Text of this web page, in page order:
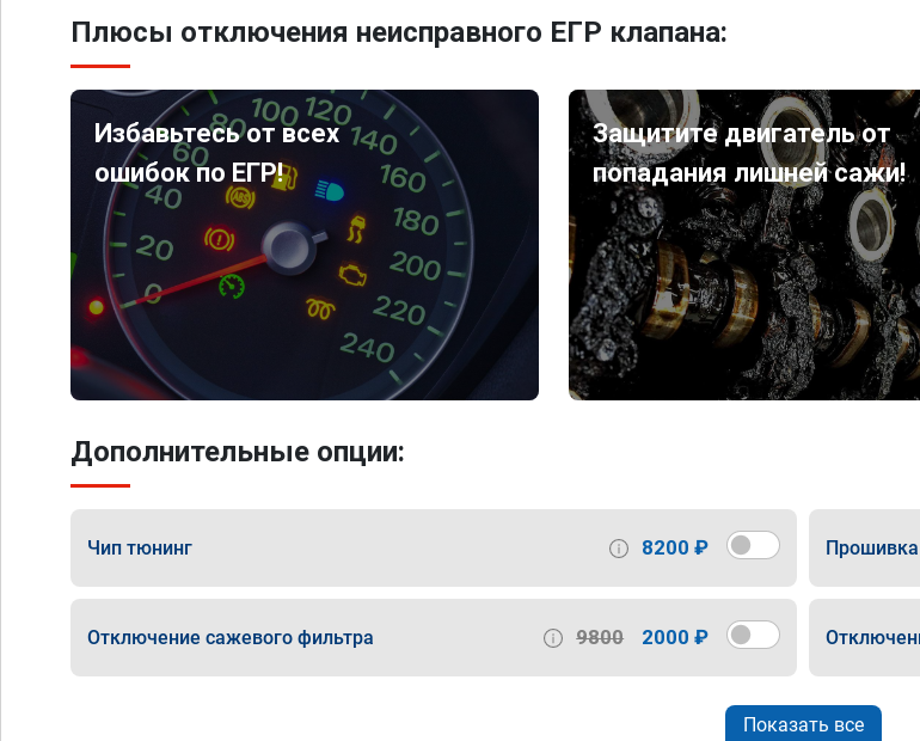
Плюсы отключения неисправного ЕГР клапана:
Избавьтесь от всех
ошибок по ЕГР!
Защитите двигатель от
попадания лишней сажи!
Дополнительные опции:
Чип тюнинг 8200 ₽
Отключение сажевого фильтра 9800 2000 ₽
Показать все